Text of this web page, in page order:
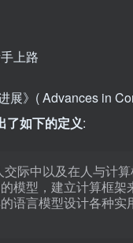
展》( Advances in
了如下的定义:
际中以及在人与计
模型，建立计算框
语言模型设计各种